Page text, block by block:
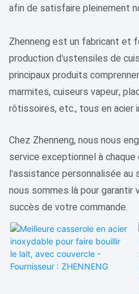
afin de satisfaire pleinement
Zhenneng est un fabricant et
production d'ustensiles de
principaux produits
marmites, cuiseurs vapeur,
rôtissoires, etc., tous en acier
Chez Zhenneng, nous nous
service exceptionnel à
l'assistance personnalisée
nous sommes là pour
succès de votre commande.